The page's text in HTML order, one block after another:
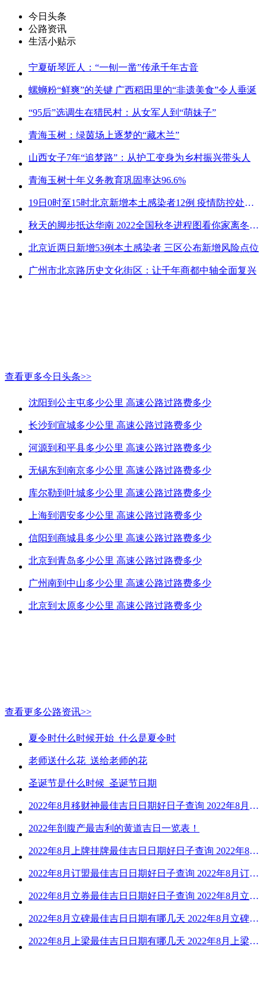
今日头条
公路资讯
生活小贴示
宁夏斫琴匠人：“一刨一凿”传承千年古音
螺蛳粉“鲜爽”的关键 广西稻田里的“非遗美食”令人垂涎
“95后”选调生在猎民村：从女军人到“萌妹子”
青海玉树：绿茵场上逐梦的“藏木兰”
山西女子7年“追梦路”：从护工变身为乡村振兴带头人
青海玉树十年义务教育巩固率达96.6%
19日0时至15时北京新增本土感染者12例 疫情防控处关键时刻
秋天的脚步抵达华南 2022全国秋冬进程图看你家离冬天有多远
北京近两日新增53例本土感染者 三区公布新增风险点位
广州市北京路历史文化街区：让千年商都中轴全面复兴
查看更多今日头条>>
沈阳到公主屯多少公里 高速公路过路费多少
长沙到宣城多少公里 高速公路过路费多少
河源到和平县多少公里 高速公路过路费多少
无锡东到南京多少公里 高速公路过路费多少
库尔勒到叶城多少公里 高速公路过路费多少
上海到泗安多少公里 高速公路过路费多少
信阳到商城县多少公里 高速公路过路费多少
北京到青岛多少公里 高速公路过路费多少
广州南到中山多少公里 高速公路过路费多少
北京到太原多少公里 高速公路过路费多少
查看更多公路资讯>>
夏令时什么时候开始_什么是夏令时
老师送什么花_送给老师的花
圣诞节是什么时候_圣诞节日期
2022年8月移财神最佳吉日日期好日子查询 2022年8月移财神吉日一览
2022年剖腹产最吉利的黄道吉日一览表！
2022年8月上牌挂牌最佳吉日日期好日子查询 2022年8月上牌吉日精选
2022年8月订盟最佳吉日日期好日子查询 2022年8月订盟黄道吉日一览
2022年8月立券最佳吉日日期好日子查询 2022年8月立券的黄道吉日一览
2022年8月立碑最佳吉日日期有哪几天 2022年8月立碑吉日查询
2022年8月上梁最佳吉日日期有哪几天 2022年8月上梁的黄道吉日